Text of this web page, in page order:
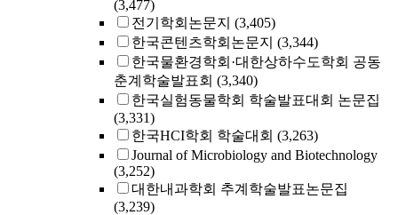
(3,477)
전기학회논문지 (3,405)
한국콘텐츠학회논문지 (3,344)
한국물환경학회·대한상하수도학회 공동
춘계학술발표회 (3,340)
한국실험동물학회 학술발표대회 논문집
(3,331)
한국HCI학회 학술대회 (3,263)
Journal of Microbiology and Biotechnology
(3,252)
대한내과학회 추계학술발표논문집
(3,239)